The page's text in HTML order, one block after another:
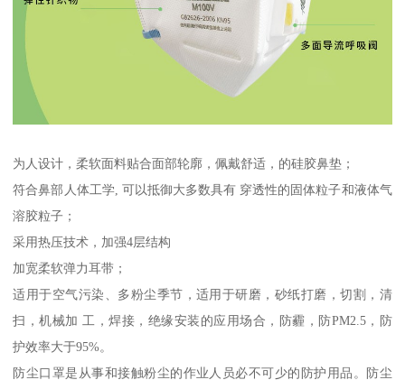
为人设计，柔软面料贴合面部轮廓，佩戴舒适，的硅胶鼻垫；
符合鼻部人体工学, 可以抵御大多数具有 穿透性的固体粒子和液体气
溶胶粒子；
采用热压技术，加强4层结构
加宽柔软弹力耳带；
适用于空气污染、多粉尘季节，适用于研磨，砂纸打磨，切割，清
扫，机械加 工，焊接，绝缘安装的应用场合，防霾，防PM2.5，防
护效率大于95%。
防尘口罩是从事和接触粉尘的作业人员必不可少的防护用品。防尘